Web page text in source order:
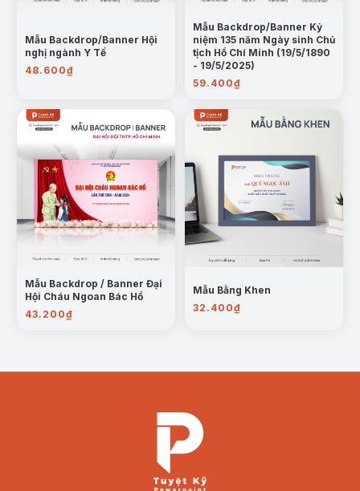
Mẫu Backdrop/Banner Hội
nghị ngành Y Tế
48.600₫
Mẫu Backdrop/Banner Kỷ
niệm 135 năm Ngày sinh Chủ
tịch Hồ Chí Minh (19/5/1890
- 19/5/2025)
59.400₫
Mẫu Backdrop / Banner Đại
Hội Cháu Ngoan Bác Hồ
43.200₫
Mẫu Bằng Khen
32.400₫